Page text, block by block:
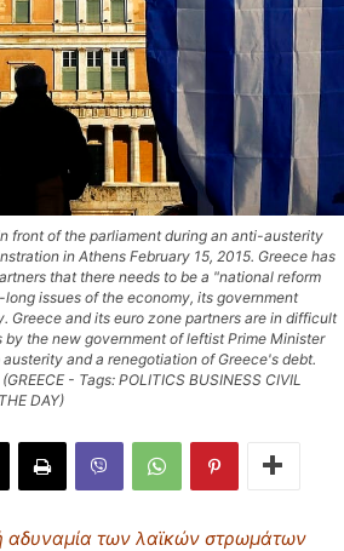
front of the parliament during an anti-austerity
in Athens February 15, 2015. Greece has
that there needs to be a "national reform
issues of the economy, its government
Greece and its euro zone partners are in difficult
by the new government of leftist Prime Minister
and a renegotiation of Greece's debt.
- Tags: POLITICS BUSINESS CIVIL
DAY)
αδυναμία των λαϊκών στρωμάτων